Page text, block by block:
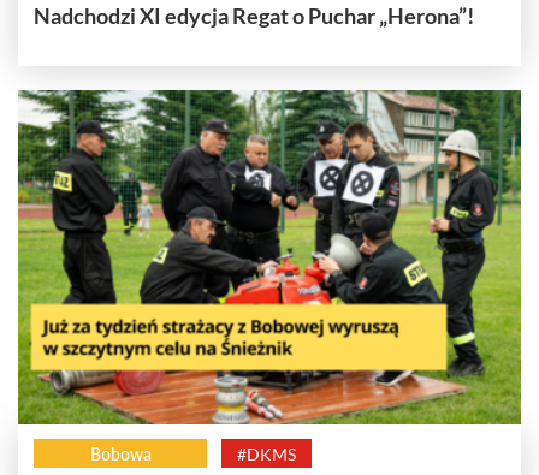
Nadchodzi XI edycja Regat o Puchar „Herona”!
Bobowa #DKMS